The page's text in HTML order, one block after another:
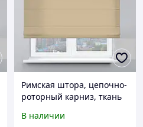
Римская штора, цепочно-
роторный карниз, ткань
1500х1700 мм
В наличии